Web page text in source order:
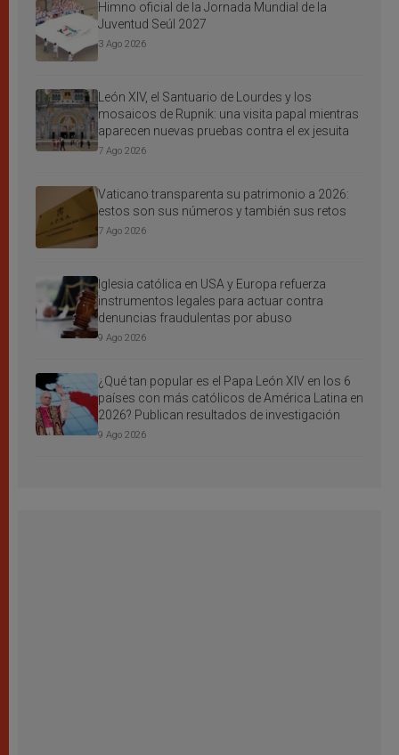
Himno oficial de la Jornada Mundial de la
Juventud Seúl 2027
3 Ago 2026
León XIV, el Santuario de Lourdes y los
mosaicos de Rupnik: una visita papal mientras
aparecen nuevas pruebas contra el ex jesuita
7 Ago 2026
Vaticano transparenta su patrimonio a 2026:
estos son sus números y también sus retos
7 Ago 2026
Iglesia católica en USA y Europa refuerza
instrumentos legales para actuar contra
denuncias fraudulentas por abuso
9 Ago 2026
¿Qué tan popular es el Papa León XIV en los 6
países con más católicos de América Latina en
2026? Publican resultados de investigación
9 Ago 2026